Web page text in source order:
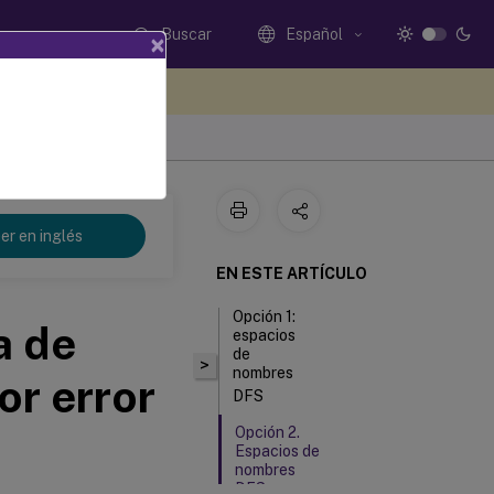
Buscar Español
en inglés
de
error
>
EN ESTE ARTÍCULO
Opción 1:
espacios
de
nombres
DFS
Opción 2.
Espacios de
nombres
DFS con
×